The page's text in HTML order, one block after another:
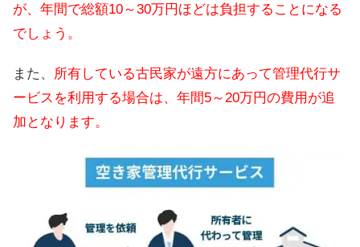
が、年間で総額10～30万円ほどは負担することになる
でしょう。
また、
所有している古民家が遠方にあって管理代行サ
ービスを利用する場合は、年間5～20万円の費用が追
加となります。